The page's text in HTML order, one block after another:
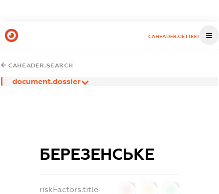
CAHEADER.GETTEST
CAHEADER.SEARCH
document.dossier
БЕРЕЗЕНСЬКЕ
riskFactors.title